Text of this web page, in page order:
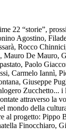
22 “storie”,
Agostino,
Rocco
Mauro De Mauro,
Paolo
Carmelo Iannì,
Giuseppe
Zucchetto...
attraverso la
mondo della
al progetto: Pippo
Finocchiaro,